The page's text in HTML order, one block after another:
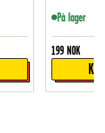
På lager
199 NOK